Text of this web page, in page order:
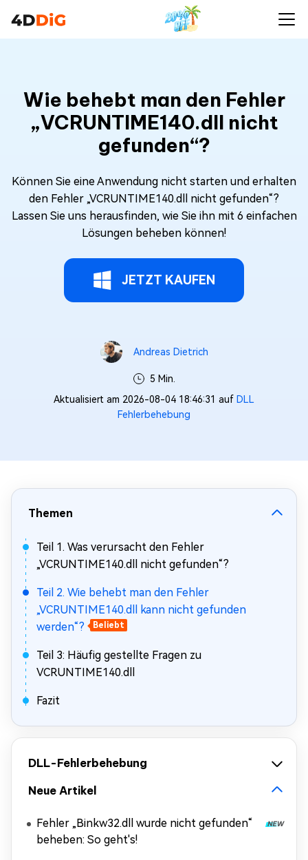
Wie behebt man den Fehler
„VCRUNTIME140.dll nicht
gefunden“?
Können Sie eine Anwendung nicht starten und erhalten
den Fehler „VCRUNTIME140.dll nicht gefunden“?
Lassen Sie uns herausfinden, wie Sie ihn mit 6 einfachen
Lösungen beheben können!
JETZT KAUFEN
Andreas Dietrich
5 Min.
Aktualisiert am 2026-08-04 18:46:31 auf DLL
Fehlerbehebung
Themen
Teil 1. Was verursacht den Fehler
„VCRUNTIME140.dll nicht gefunden“?
Teil 2. Wie behebt man den Fehler
„VCRUNTIME140.dll kann nicht gefunden
werden“?
Beliebt
Teil 3: Häufig gestellte Fragen zu
VCRUNTIME140.dll
Fazit
DLL-Fehlerbehebung
Neue Artikel
Fehler „Binkw32.dll wurde nicht gefunden“
beheben: So geht's!